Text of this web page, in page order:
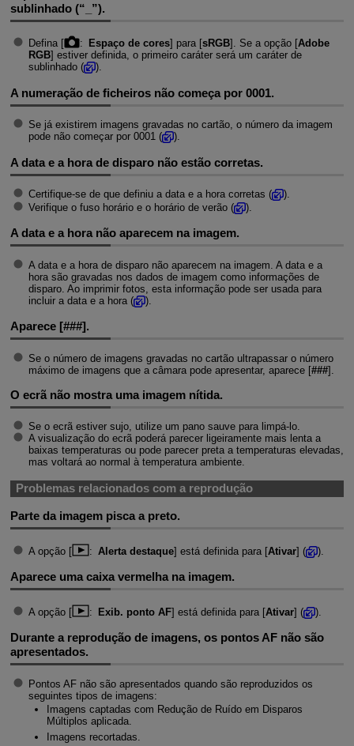
sublinhado (“_”).
Defina [ : Espaço de cores] para [sRGB]. Se a opção [Adobe
RGB] estiver definida, o primeiro caráter será um caráter de
sublinhado (
).
A numeração de ficheiros não começa por 0001.
Se já existirem imagens gravadas no cartão, o número da imagem
pode não começar por 0001 (
).
A data e a hora de disparo não estão corretas.
Certifique-se de que definiu a data e a hora corretas (
).
Verifique o fuso horário e o horário de verão (
).
A data e a hora não aparecem na imagem.
A data e a hora de disparo não aparecem na imagem. A data e a
hora são gravadas nos dados de imagem como informações de
disparo. Ao imprimir fotos, esta informação pode ser usada para
incluir a data e a hora (
).
Aparece [###].
Se o número de imagens gravadas no cartão ultrapassar o número
máximo de imagens que a câmara pode apresentar, aparece [###].
O ecrã não mostra uma imagem nítida.
Se o ecrã estiver sujo, utilize um pano sauve para limpá-lo.
A visualização do ecrã poderá parecer ligeiramente mais lenta a
baixas temperaturas ou pode parecer preta a temperaturas elevadas,
mas voltará ao normal à temperatura ambiente.
Problemas relacionados com a reprodução
Parte da imagem pisca a preto.
A opção [ : Alerta destaque] está definida para [Ativar] ( ).
Aparece uma caixa vermelha na imagem.
A opção [ : Exib. ponto AF] está definida para [Ativar] ( ).
Durante a reprodução de imagens, os pontos AF não são
apresentados.
Pontos AF não são apresentados quando são reproduzidos os
seguintes tipos de imagens:
Imagens captadas com Redução de Ruído em Disparos
Múltiplos aplicada.
Imagens recortadas.